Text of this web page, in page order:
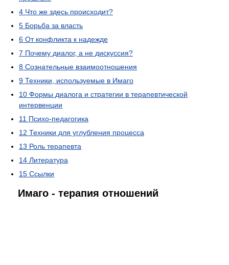
4 Что же здесь происходит?
5 Борьба за власть
6 От конфликта к надежде
7 Почему диалог, а не дискуссия?
8 Сознательные взаимоотношения
9 Техники, используемые в Имаго
10 Формы диалога и стратегии в терапевтической
интервенции
11 Психо-педагогика
12 Техники для углубления процесса
13 Роль терапевта
14 Литература
15 Ссылки
Имаго - терапия отношений